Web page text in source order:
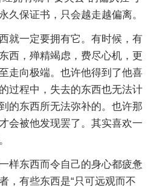
久保证书，只会越走越偏离。
一定要拥有它。有时候，有
西，殚精竭虑，费尽心机，更
走向极端。也许他得到了他喜
过程中，失去的东西也无法计
的东西所无法弥补的。也许那
会被他发现罢了。其实喜欢一
东西而令自己的身心都疲惫
，有些东西是“只可远观而不